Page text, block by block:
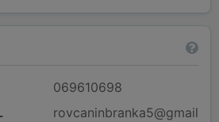
069610698
rovcaninbranka5@gmail